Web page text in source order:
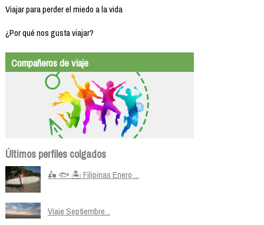
Viajar para perder el miedo a la vida
¿Por qué nos gusta viajar?
Compañeros de viaje
Últimos perfiles colgados
🛵 🐟 🏝️ Filipinas Enero ...
Viaje Septiembre...